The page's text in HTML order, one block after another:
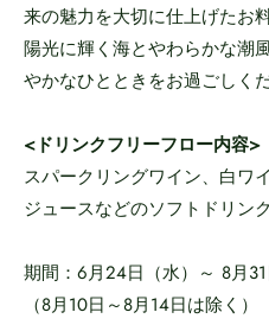
来の魅力を大切に仕上げたお
陽光に輝く海とやわらかな潮
やかなひとときをお過ごしくだ
<ドリンクフリーフロー内容>
スパークリングワイン、白ワ
ジュースなどのソフトドリンク
期間：6月24日（水）～ 8月31
（8月10日～8月14日は除く）